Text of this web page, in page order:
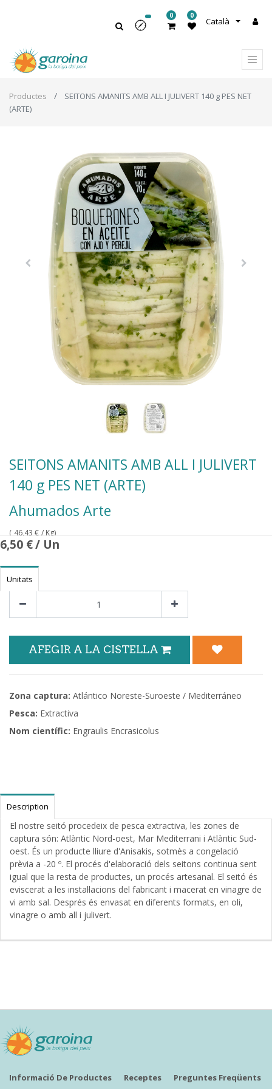
Català
0 0
Productes
SEITONS AMANITS AMB ALL I JULIVERT 140 g PES NET
(ARTE)
SEITONS AMANITS AMB ALL I JULIVERT
140 g PES NET (ARTE)
Ahumados Arte
( 46,43 € / Kg)
6,50 €/ Un
Unitats
AFEGIR A LA CISTELLA
Zona captura: Atlántico Noreste-Suroeste / Mediterráneo
Pesca: Extractiva
Nom científic: Engraulis Encrasicolus
Description
El nostre seitó procedeix de pesca extractiva, les zones de
captura són: Atlàntic Nord-oest, Mar Mediterrani i Atlàntic Sud-
oest. És un producte lliure d'Anisakis, sotmès a congelació
prèvia a -20 º. El procés d'elaboració dels seitons continua sent
igual que la resta de productes, un procés artesanal. El seitó és
eviscerat a les instal·lacions del fabricant i macerat en vinagre de
vi amb sal. Després és envasat en diferents formats, en oli,
vinagre o amb all i julivert.
Informació De Productes Receptes Preguntes Freqüents